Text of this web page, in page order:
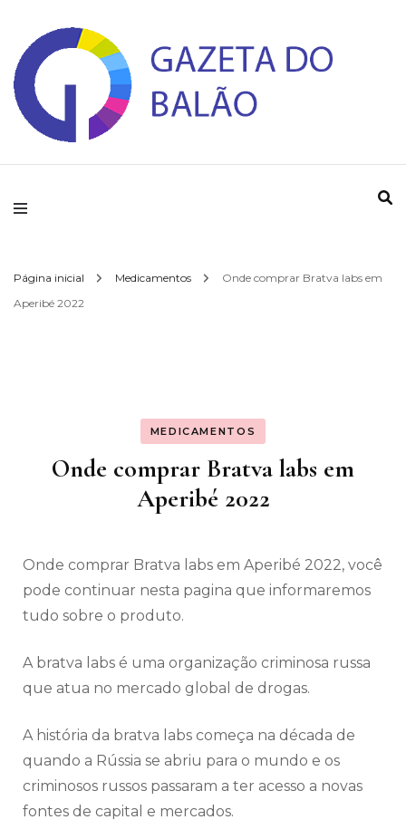
Gazeta do Balao
Página inicial Medicamentos
Onde comprar Bratva labs em
Aperibé 2022
MEDICAMENTOS
Onde comprar Bratva labs em
Aperibé 2022
Onde comprar Bratva labs em Aperibé 2022, você
pode continuar nesta pagina que informaremos
tudo sobre o produto.
A bratva labs é uma organização criminosa russa
que atua no mercado global de drogas.
A história da bratva labs começa na década de
quando a Rússia se abriu para o mundo e os
criminosos russos passaram a ter acesso a novas
fontes de capital e mercados.